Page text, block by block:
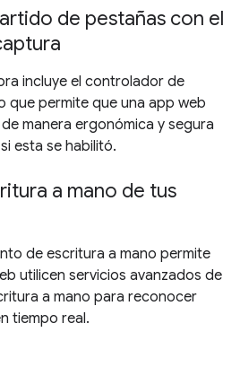
de pestañas con el
incluye el controlador de
que permite que una app web
manera ergonómica y segura
esta se habilitó.
a mano de tus
de escritura a mano permite
utilicen servicios avanzados de
a mano para reconocer
tiempo real.